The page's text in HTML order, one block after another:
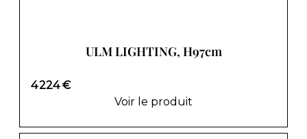
ULM LIGHTING, H97cm
4 224 €
Voir le produit